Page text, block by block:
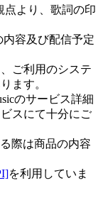
点より、歌詞の印
容及び配信予定
ご利用のシステ
ます。
のサービス詳細
スにて十分にご
際は商品の内容
を利用していま